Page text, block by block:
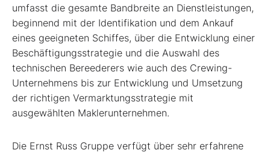
umfasst die gesamte Bandbreite an Dienstleistungen,
beginnend mit der Identifikation und dem Ankauf
eines geeigneten Schiffes, über die Entwicklung einer
Beschäftigungsstrategie und die Auswahl des
technischen Bereederers wie auch des Crewing-
Unternehmens bis zur Entwicklung und Umsetzung
der richtigen Vermarktungsstrategie mit
ausgewählten Maklerunternehmen.
Die Ernst Russ Gruppe verfügt über sehr erfahrene